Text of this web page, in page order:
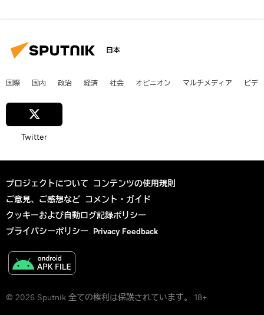
日本
国際 国内 政治 経済 社会 オピニオン マルチメディア ビデ
Twitter
プロジェクトについて コンテンツの使用規則
ご意見、ご感想など コメント・ガイド
クッキーおよび自動ログ記録ポリシー
プライバシーポリシー Privacy Feedback
© 2026 Sputnik 全ての権利は保護されています。 18+